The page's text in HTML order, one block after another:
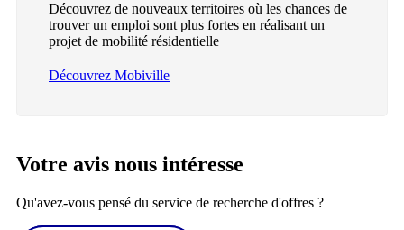
Découvrez de nouveaux territoires où les chances de
trouver un emploi sont plus fortes en réalisant un
projet de mobilité résidentielle
Découvrez Mobiville
Votre avis nous intéresse
Qu'avez-vous pensé du service de recherche d'offres ?